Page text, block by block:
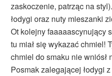
zaskoczenie, patrząc na
łodygi oraz nuty mieszanki
Ot kolejny faaaaascynujący
tu miał się wykazać chmiel!
chmiel do smaku nie wniósł
Posmak zalegającej łodygi